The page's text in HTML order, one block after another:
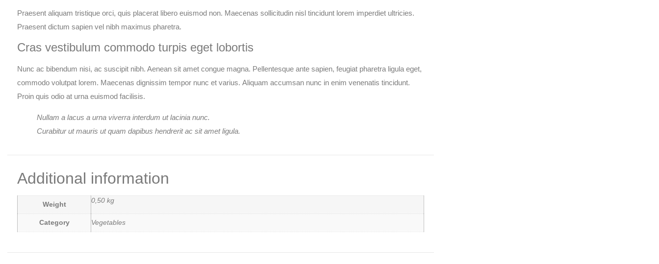
Praesent aliquam tristique orci, quis placerat libero euismod non. Maecenas sollicitudin nisl tincidunt lorem imperdiet ultricies.
Praesent dictum sapien vel nibh maximus pharetra.
Cras vestibulum commodo turpis eget lobortis
Nunc ac bibendum nisi, ac suscipit nibh. Aenean sit amet congue magna. Pellentesque ante sapien, feugiat pharetra ligula eget,
commodo volutpat lorem. Maecenas dignissim tempor nunc et varius. Aliquam accumsan nunc in enim venenatis tincidunt.
Proin quis odio at urna euismod facilisis.
Nullam a lacus a urna viverra interdum ut lacinia nunc.
Curabitur ut mauris ut quam dapibus hendrerit ac sit amet ligula.
Additional information
Weight
0,50 kg
Category Vegetables